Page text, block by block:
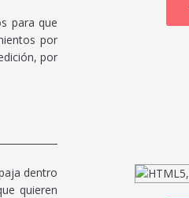
para que
por
por
dentro
quieren